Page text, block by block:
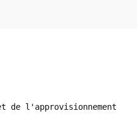
de l'approvisionnement